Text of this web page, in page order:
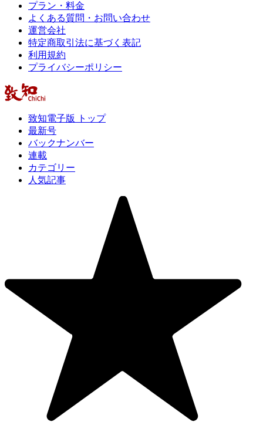
プラン・料金
よくある質問・お問い合わせ
運営会社
特定商取引法に基づく表記
利用規約
プライバシーポリシー
致知電子版 トップ
最新号
バックナンバー
連載
カテゴリー
人気記事